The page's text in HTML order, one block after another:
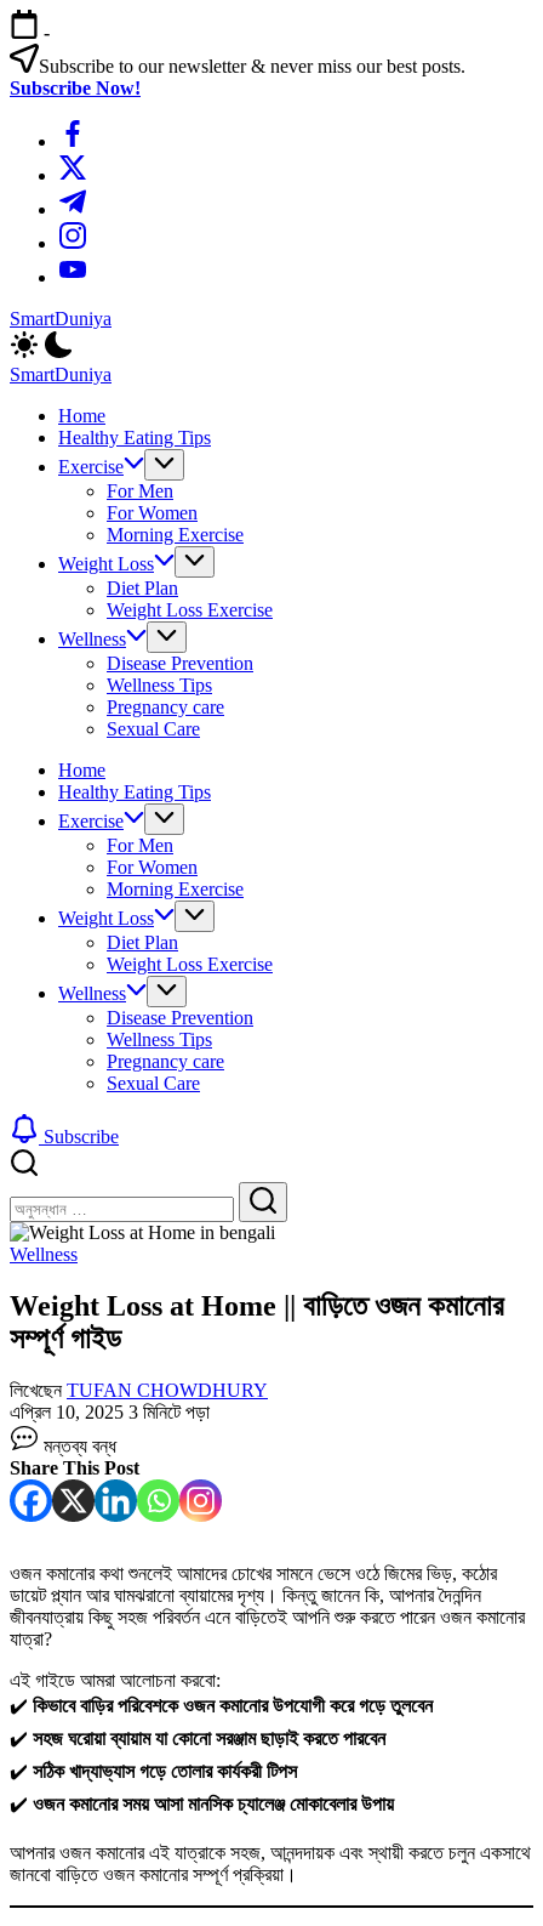
এড়িয়ে
লেখায়
যান
-
Subscribe to our newsletter & never miss our best posts.
Subscribe Now!
https://www.facebook.com/
https://twitter.com/
https://t.me/
https://www.instagram.com/
https://youtube.com/
SmartDuniya
Be
Smart
&
Happy
Life
with
health
SmartDuniya
Smart
Happy
fitness
Home
Healthy Eating Tips
Exercise
For Men
For Women
Morning Exercise
Weight Loss
Diet Plan
Weight Loss Exercise
Wellness
Disease Prevention
Wellness Tips
Pregnancy care
Sexual Care
Home
Healthy Eating Tips
Exercise
For Men
For Women
Morning Exercise
Weight Loss
Diet Plan
Weight Loss Exercise
Wellness
Disease Prevention
Wellness Tips
Pregnancy care
Sexual Care
Subscribe
করুন
খুঁজুন
খুঁজুন
Wellness
Weight Loss at Home || বাড়িতে ওজন কমানোর
সম্পূর্ণ গাইড
লিখেছেনTUFAN CHOWDHURY
এপ্রিল 10, 2025 3 মিনিটে পড়া
Loss
at
Home
||
ওজন
কমানোর
সম্পূর্ণ
গাইড
তে
মন্তব্য বন্ধ
Share This Post
ওজন কমানোর কথা শুনলেই আমাদের চোখের সামনে ভেসে ওঠে জিমের ভিড়, কঠোর
ডায়েট প্ল্যান আর ঘামঝরানো ব্যায়ামের দৃশ্য। কিন্তু জানেন কি, আপনার দৈনন্দিন
জীবনযাত্রায় কিছু সহজ পরিবর্তন এনে বাড়িতেই আপনি শুরু করতে পারেন ওজন কমানোর
যাত্রা?
এই গাইডে আমরা আলোচনা করবো:
✔️ কিভাবে বাড়ির পরিবেশকে ওজন কমানোর উপযোগী করে গড়ে তুলবেন
✔️ সহজ ঘরোয়া ব্যায়াম যা কোনো সরঞ্জাম ছাড়াই করতে পারবেন
✔️ সঠিক খাদ্যাভ্যাস গড়ে তোলার কার্যকরী টিপস
✔️ ওজন কমানোর সময় আসা মানসিক চ্যালেঞ্জ মোকাবেলার উপায়
আপনার ওজন কমানোর এই যাত্রাকে সহজ, আনন্দদায়ক এবং স্থায়ী করতে চলুন একসাথে
জানবো বাড়িতে ওজন কমানোর সম্পূর্ণ প্রক্রিয়া।